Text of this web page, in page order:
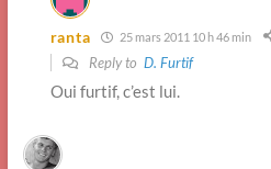
ranta 25 mars 2011 10 h 46 min
Reply to D. Furtif
Oui furtif, c’est lui.